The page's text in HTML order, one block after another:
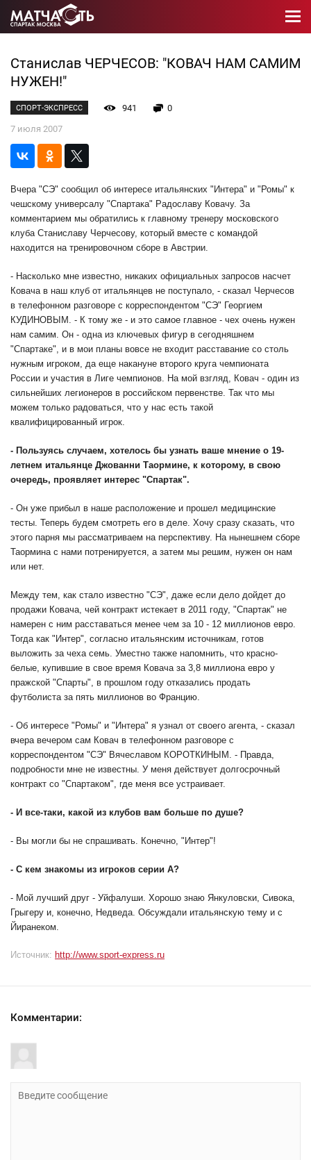
Станислав ЧЕРЧЕСОВ: "КОВАЧ НАМ САМИМ
НУЖЕН!"
СПОРТ-ЭКСПРЕСС 941
0
7 июля 2007
Вчера "СЭ" сообщил об интересе итальянских "Интера" и "Ромы" к
чешскому универсалу "Спартака" Радославу Ковачу. За
комментарием мы обратились к главному тренеру московского
клуба Станиславу Черчесову, который вместе с командой
находится на тренировочном сборе в Австрии.
- Насколько мне известно, никаких официальных запросов насчет
Ковача в наш клуб от итальянцев не поступало, - сказал Черчесов
в телефонном разговоре с корреспондентом "СЭ" Георгием
КУДИНОВЫМ. - К тому же - и это самое главное - чех очень нужен
нам самим. Он - одна из ключевых фигур в сегодняшнем
"Спартаке", и в мои планы вовсе не входит расставание со столь
нужным игроком, да еще накануне второго круга чемпионата
России и участия в Лиге чемпионов. На мой взгляд, Ковач - один из
сильнейших легионеров в российском первенстве. Так что мы
можем только радоваться, что у нас есть такой
квалифицированный игрок.
- Пользуясь случаем, хотелось бы узнать ваше мнение о 19-
летнем итальянце Джованни Таормине, к которому, в свою
очередь, проявляет интерес "Спартак".
- Он уже прибыл в наше расположение и прошел медицинские
тесты. Теперь будем смотреть его в деле. Хочу сразу сказать, что
этого парня мы рассматриваем на перспективу. На нынешнем сборе
Таормина с нами потренируется, а затем мы решим, нужен он нам
или нет.
Между тем, как стало известно "СЭ", даже если дело дойдет до
продажи Ковача, чей контракт истекает в 2011 году, "Спартак" не
намерен с ним расставаться менее чем за 10 - 12 миллионов евро.
Тогда как "Интер", согласно итальянским источникам, готов
выложить за чеха семь. Уместно также напомнить, что красно-
белые, купившие в свое время Ковача за 3,8 миллиона евро у
пражской "Спарты", в прошлом году отказались продать
футболиста за пять миллионов во Францию.
- Об интересе "Ромы" и "Интера" я узнал от своего агента, - сказал
вчера вечером сам Ковач в телефонном разговоре с
корреспондентом "СЭ" Вячеславом КОРОТКИНЫМ. - Правда,
подробности мне не известны. У меня действует долгосрочный
контракт со "Спартаком", где меня все устраивает.
- И все-таки, какой из клубов вам больше по душе?
- Вы могли бы не спрашивать. Конечно, "Интер"!
- С кем знакомы из игроков серии А?
- Мой лучший друг - Уйфалуши. Хорошо знаю Янкуловски, Сивока,
Грыгеру и, конечно, Недведа. Обсуждали итальянскую тему и с
Йиранеком.
Источник: http://www.sport-express.ru
Комментарии: